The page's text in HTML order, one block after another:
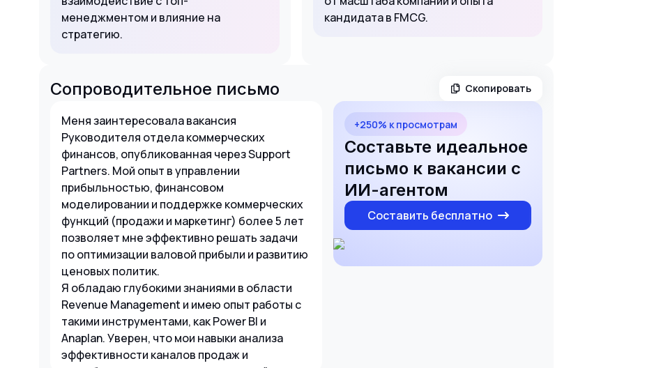
менеджментом и влияние на
стратегию.
кандидата в FMCG.
Сопроводительное письмо Скопировать
Меня заинтересовала вакансия
Руководителя отдела коммерческих
финансов, опубликованная через Support
Partners. Мой опыт в управлении
прибыльностью, финансовом
моделировании и поддержке коммерческих
функций (продажи и маркетинг) более 5 лет
позволяет мне эффективно решать задачи
по оптимизации валовой прибыли и развитию
ценовых политик.
Я обладаю глубокими знаниями в области
Revenue Management и имею опыт работы с
такими инструментами, как Power BI и
Anaplan. Уверен, что мои навыки анализа
эффективности каналов продаж и
+250% к просмотрам
Составьте идеальное
письмо к вакансии с
ИИ-агентом
Составить бесплатно